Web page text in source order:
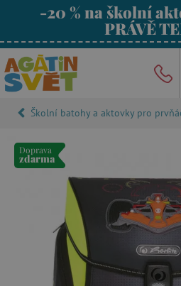
-20 % na školní
PRÁVĚ
Školní batohy a aktovky pro
Doprava
zdarma